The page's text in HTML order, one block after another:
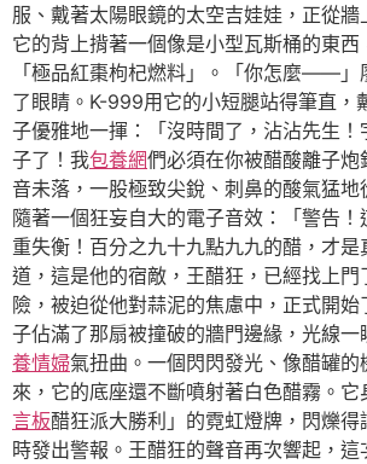
服、戴著太陽眼鏡的太空吉娃娃，正從牆
它的背上揹著一個像是小型瓦斯桶的東
「極品紅棗枸杞燃料」。「你怎麼——」
了眼睛。K-999用它的小短腿站得筆直，
子優雅地一揮：「沒時間了，沾沾先生！
子了！我包養網們必須在你被醋酸離子
音未落，一股極致尖銳、刺鼻的酸氣猛
隨著一個狂妄自大的電子音效：「警告
重失衡！百分之九十九點九九的醋，才是
道，這是他的宿敵，王醋狂，已經找上門
險，被迫從他對蒜泥的焦慮中，正式開
子佔滿了那扇被撞破的牆門邊緣，光線一
養情婦氣扭曲。一個閃閃發光、像醋罐
來，它的底座還不斷噴射著白色醋霧。它
言板醋狂派大勝利」的霓虹燈牌，閃爍得
時發出警報。王醋狂的聲音再次響起，這